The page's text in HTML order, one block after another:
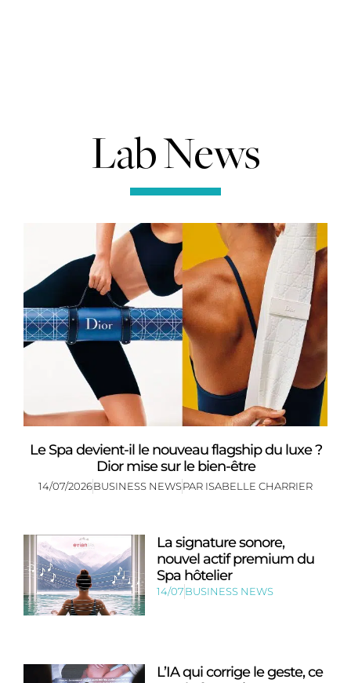
Lab News
Le Spa devient-il le nouveau flagship du luxe ?
Dior mise sur le bien-être
14/07/2026BUSINESS NEWSPAR ISABELLE CHARRIER
La signature sonore,
nouvel actif premium du
Spa hôtelier
14/07BUSINESS NEWS
L’IA qui corrige le geste, ce